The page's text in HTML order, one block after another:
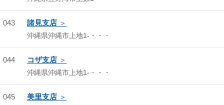
043 諸見支店
沖縄県沖縄市上地1-・・・
044 コザ支店
沖縄県沖縄市上地1-・・・
045 美里支店